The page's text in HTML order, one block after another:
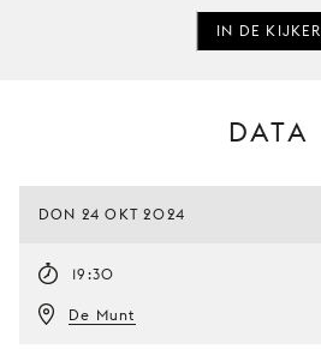
IN DE KIJKER
DATA
DON 24 OKT 2024
19:30
De Munt